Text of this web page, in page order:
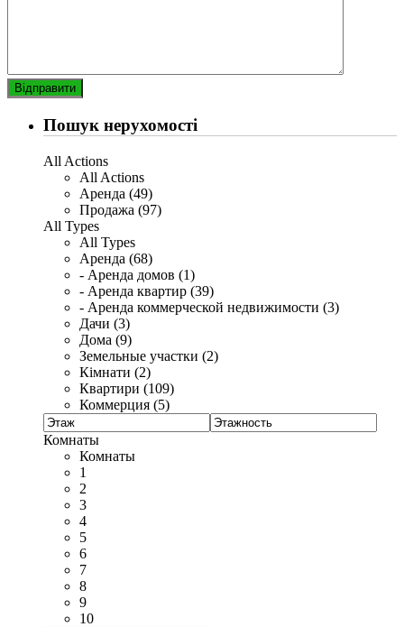
Пошук нерухомості
All Actions
All Actions
Аренда (49)
Продажа (97)
All Types
All Types
Аренда (68)
- Аренда домов (1)
- Аренда квартир (39)
- Аренда коммерческой недвижимости (3)
Дачи (3)
Дома (9)
Земельные участки (2)
Кімнати (2)
Квартири (109)
Коммерция (5)
Комнаты
Комнаты
1
2
3
4
5
6
7
8
9
10